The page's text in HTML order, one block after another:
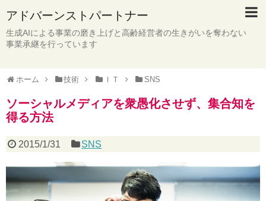
アドバーンストパートナー
生成AIによる事業の磨き上げと高齢経営者の生きがいを奪わない
事業承継を行っています
ホーム 技術 ＩＴ SNS
ソーシャルメディアを衆愚化させず、集合知を
得る方法
2015/1/31 SNS